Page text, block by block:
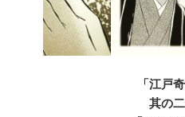
「江戸
其の